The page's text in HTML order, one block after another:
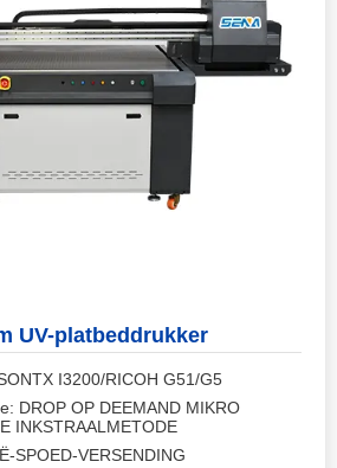
UV-platbeddrukker
I3200/RICOH G51/G5
DROP OP DEEMAND MIKRO
INKSTRAALMETODE
SPOED-VERSENDING